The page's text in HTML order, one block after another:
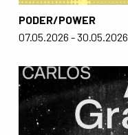
PODER/POWER
07.05.2026 - 30.05.2026